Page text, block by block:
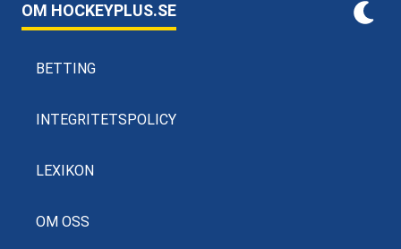
OM HOCKEYPLUS.SE
BETTING
INTEGRITETSPOLICY
LEXIKON
OM OSS